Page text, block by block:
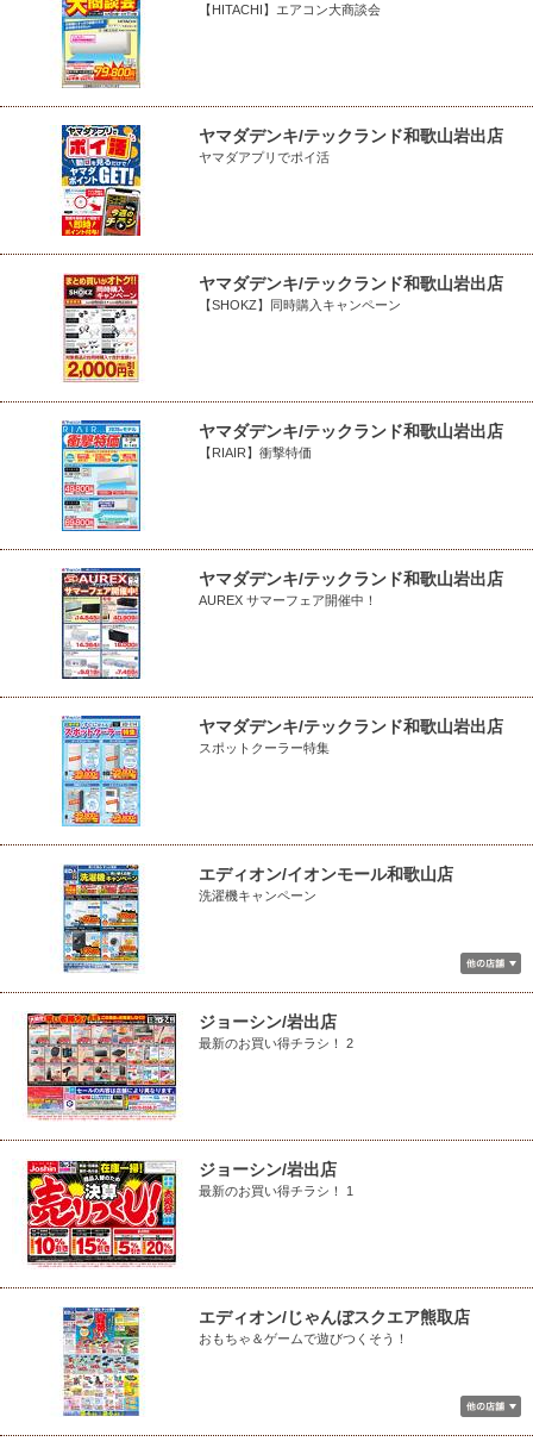
【HITACHI】エアコン大商談会
ヤマダデンキ/テックランド和歌山岩出店
ヤマダアプリでポイ活
ヤマダデンキ/テックランド和歌山岩出店
【SHOKZ】同時購入キャンペーン
ヤマダデンキ/テックランド和歌山岩出店
【RIAIR】衝撃特価
ヤマダデンキ/テックランド和歌山岩出店
AUREX サマーフェア開催中！
ヤマダデンキ/テックランド和歌山岩出店
スポットクーラー特集
エディオン/イオンモール和歌山店
洗濯機キャンペーン
ジョーシン/岩出店
最新のお買い得チラシ！ 2
ジョーシン/岩出店
最新のお買い得チラシ！ 1
エディオン/じゃんぼスクエア熊取店
おもちゃ＆ゲームで遊びつくそう！